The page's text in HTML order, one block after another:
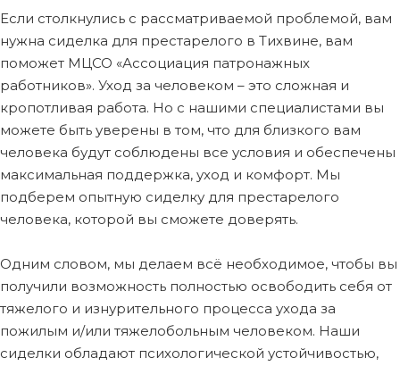
Если столкнулись с рассматриваемой проблемой, вам
нужна сиделка для престарелого в Тихвине, вам
поможет МЦСО «Ассоциация патронажных
работников». Уход за человеком – это сложная и
кропотливая работа. Но с нашими специалистами вы
можете быть уверены в том, что для близкого вам
человека будут соблюдены все условия и обеспечены
максимальная поддержка, уход и комфорт. Мы
подберем опытную сиделку для престарелого
человека, которой вы сможете доверять.
Одним словом, мы делаем всё необходимое, чтобы вы
получили возможность полностью освободить себя от
тяжелого и изнурительного процесса ухода за
пожилым и/или тяжелобольным человеком. Наши
сиделки обладают психологической устойчивостью,